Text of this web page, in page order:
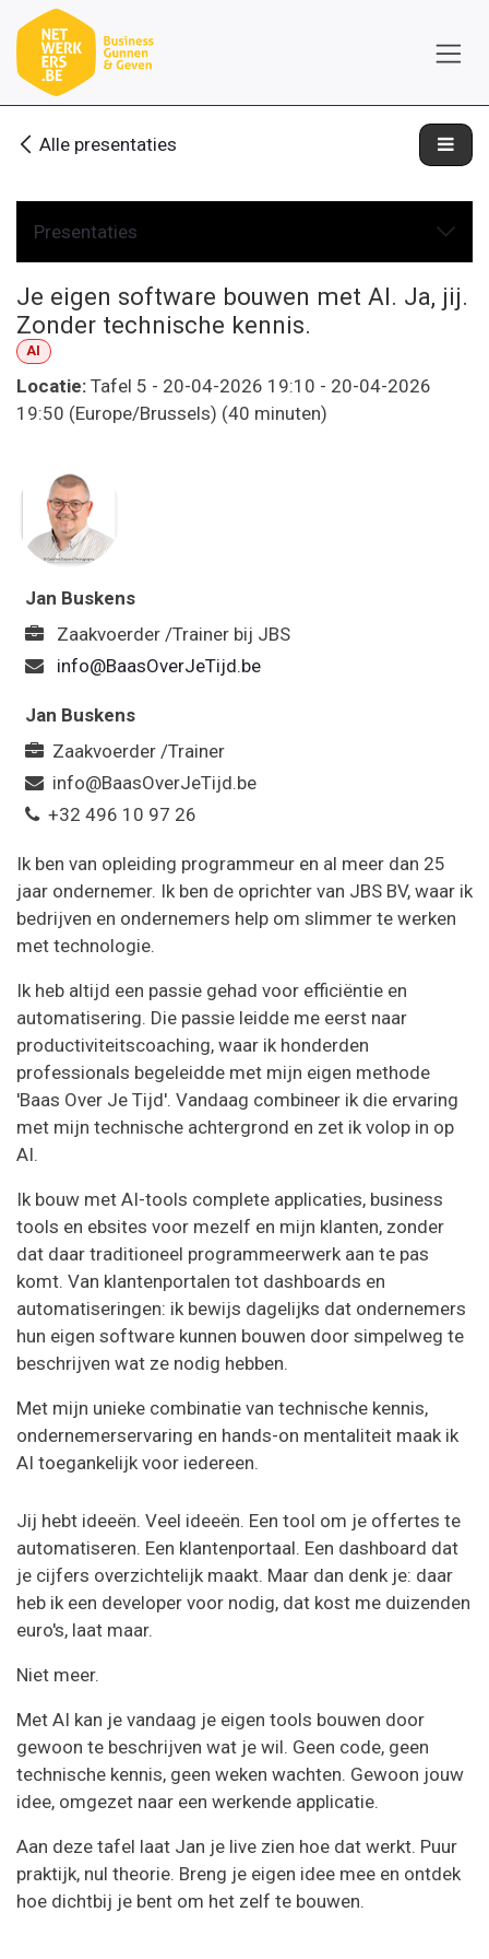
Overslaan naar inhoud
Alle presentaties
Presentaties
Je eigen software bouwen met AI. Ja, jij.
Zonder technische kennis.
AI
Locatie: Tafel 5 - 20-04-2026 19:10 - 20-04-2026
19:50 (Europe/Brussels) (40 minuten)
Jan Buskens
Zaakvoerder /Trainer bij JBS
info@BaasOverJeTijd.be
Jan Buskens
Zaakvoerder /Trainer
info@BaasOverJeTijd.be
+32 496 10 97 26
Ik ben van opleiding programmeur en al meer dan 25
jaar ondernemer. Ik ben de oprichter van JBS BV, waar ik
bedrijven en ondernemers help om slimmer te werken
met technologie.
Ik heb altijd een passie gehad voor efficiëntie en
automatisering. Die passie leidde me eerst naar
productiviteitscoaching, waar ik honderden
professionals begeleidde met mijn eigen methode
'Baas Over Je Tijd'. Vandaag combineer ik die ervaring
met mijn technische achtergrond en zet ik volop in op
AI.
Ik bouw met AI-tools complete applicaties, business
tools en ebsites voor mezelf en mijn klanten, zonder
dat daar traditioneel programmeerwerk aan te pas
komt. Van klantenportalen tot dashboards en
automatiseringen: ik bewijs dagelijks dat ondernemers
hun eigen software kunnen bouwen door simpelweg te
beschrijven wat ze nodig hebben.
Met mijn unieke combinatie van technische kennis,
ondernemerservaring en hands-on mentaliteit maak ik
AI toegankelijk voor iedereen.
Jij hebt ideeën. Veel ideeën. Een tool om je offertes te
automatiseren. Een klantenportaal. Een dashboard dat
je cijfers overzichtelijk maakt. Maar dan denk je: daar
heb ik een developer voor nodig, dat kost me duizenden
euro's, laat maar.
Niet meer.
Met AI kan je vandaag je eigen tools bouwen door
gewoon te beschrijven wat je wil. Geen code, geen
technische kennis, geen weken wachten. Gewoon jouw
idee, omgezet naar een werkende applicatie.
Aan deze tafel laat Jan je live zien hoe dat werkt. Puur
praktijk, nul theorie. Breng je eigen idee mee en ontdek
hoe dichtbij je bent om het zelf te bouwen.